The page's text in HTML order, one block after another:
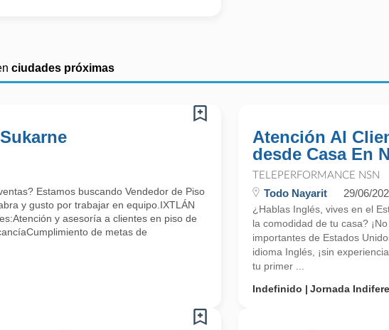
ciudades próximas
Estamos buscando Vendedor de Piso
y gusto por trabajar en equipo.IXTLÁN
y asesoría a clientes en piso de
de metas de
Atención Al
desde Casa En
TELEPERFORMANCE NSN
Todo Nayarit 29/06/
¿Hablas Inglés, vives en el
la comodidad de tu casa?
importantes de Estados
idioma Inglés, ¡sin
tu primer ...
Indefinido
Jornada